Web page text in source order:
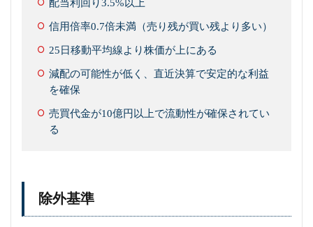
配当利回り3.5%以上
信用倍率0.7倍未満（売り残が買い残より多い）
25日移動平均線より株価が上にある
減配の可能性が低く、直近決算で安定的な利益
を確保
売買代金が10億円以上で流動性が確保されてい
る
除外基準